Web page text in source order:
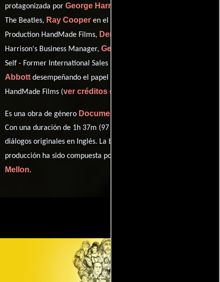
protagonizada por George Harrison
The Beatles, Ray Cooper en el papel de Self - Former Head of
Production HandMade Films, Denis O'Brien
Harrison's Business Manager, George Ayoub
Self - Former International Sales HandMade Films y
Abbottdesempeñando el papel de Self - Former Accountant
HandMade Films (ver créditos completos
Es una obra de género Documental
Con una duración de 1h 37m (97 minutos), esta película tiene
diálogos originales en Inglés. La banda sonora para esta
producción ha sido compuesta por
Mellon.